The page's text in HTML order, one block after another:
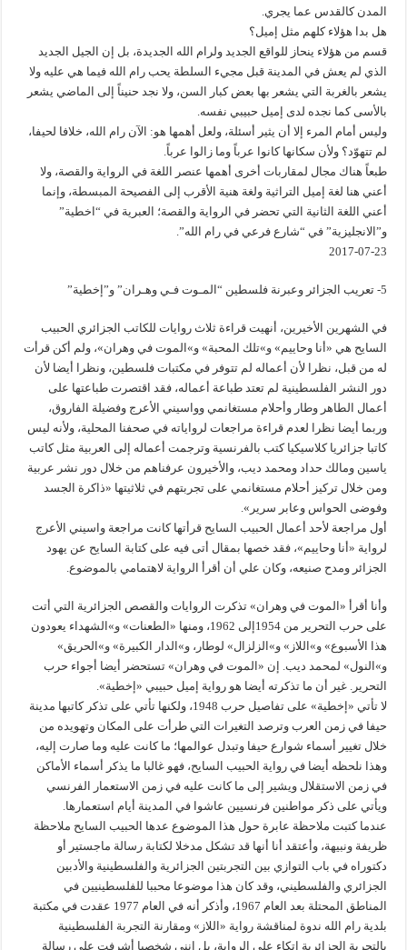
المدن كالقدس عما يجري.
هل بدا هؤلاء كلهم مثل إميل؟
قسم من هؤلاء ينحاز للواقع الجديد ولرام الله الجديدة، بل إن الجيل الجديد
الذي لم يعش في المدينة قبل مجيء السلطة يحب رام الله فيما هي عليه ولا
يشعر بالغربة التي يشعر بها بعض كبار السن، ولا نجد حنيناً إلى الماضي يشعر
بالأسى كما نجده لدى إميل حبيبي نفسه.
وليس أمام المرء إلا أن يثير أسئلة، ولعل أهمها هو: الآن رام الله، خلافا لحيفا،
لم تتهوّد؟ ولأن سكانها كانوا عرباً وما زالوا عرباً.
طبعاً هناك مجال لمقاربات أخرى أهمها عنصر اللغة في الرواية والقصة، ولا
أعني هنا لغة إميل التراثية ولغة هنية الأقرب إلى الفصيحة المبسطة، وإنما
أعني اللغة الثانية التي تحضر في الرواية والقصة؛ العبرية في “اخطية”
و”الانجليزية” في “شارع فرعي في رام الله”.
2017-07-23
5- تعريب الجزائر وعبرنة فلسطين “المـوت فـي وهـران” و”إخطية”
في الشهرين الأخيرين، أنهيت قراءة ثلاث روايات للكاتب الجزائري الحبيب
السايح هي «أنا وحاييم» و»تلك المحبة» و»الموت في وهران»، ولم أكن قرأت
له من قبل، نظرا لأن أعماله لم تتوفر في مكتبات فلسطين، ونظرا أيضا لأن
دور النشر الفلسطينية لم تعتد طباعة أعماله، فقد اقتصرت طباعتها على
أعمال الطاهر وطار وأحلام مستغانمي وواسيني الأعرج وفضيلة الفاروق،
وربما أيضا نظرا لعدم قراءة مراجعات لرواياته في صحفنا المحلية، ولأنه ليس
كاتبا جزائريا كلاسيكيا كتب بالفرنسية وترجمت أعماله إلى العربية مثل كاتب
ياسين ومالك حداد ومحمد ديب، والأخيرون عرفناهم من خلال دور نشر عربية
ومن خلال تركيز أحلام مستغانمي على تجربتهم في ثلاثيتها «ذاكرة الجسد
وفوضى الحواس وعابر سرير».
أول مراجعة لأحد أعمال الحبيب السايح قرأتها كانت مراجعة واسيني الأعرج
لرواية «أنا وحاييم»، فقد خصها بمقال أتى فيه على كتابة السايح عن يهود
الجزائر ومدح صنيعه، وكان علي أن أقرأ الرواية لاهتمامي بالموضوع.
وأنا أقرأ «الموت في وهران» تذكرت الروايات والقصص الجزائرية التي أتت
على حرب التحرير من 1954إلى 1962، ومنها «الطعنات» و»الشهداء يعودون
هذا الأسبوع» و»اللاز» و»الزلزال» لوطار، و»الدار الكبيرة» و»الحريق»
و»النول» لمحمد ديب. إن «الموت في وهران» تستحضر أيضا أجواء حرب
التحرير. غير أن ما تذكرته أيضا هو رواية إميل حبيبي «إخطية».
لا تأتي «إخطية» على تفاصيل حرب 1948، ولكنها تأتي على تذكر كاتبها مدينة
حيفا في زمن العرب وترصد التغيرات التي طرأت على المكان وتهويده من
خلال تغيير أسماء شوارع حيفا وتبدل عوالمها؛ ما كانت عليه وما صارت إليه،
وهذا نلحظه أيضا في رواية الحبيب السايح، فهو غالبا ما يذكر أسماء الأماكن
في زمن الاستقلال ويشير إلى ما كانت عليه في زمن الاستعمار الفرنسي
ويأتي على ذكر مواطنين فرنسيين عاشوا في المدينة أيام استعمارها.
عندما كتبت ملاحظة عابرة حول هذا الموضوع عدها الحبيب السايح ملاحظة
ظريفة ونبيهة، وأعتقد أنا أنها قد تشكل مدخلا لكتابة رسالة ماجستير أو
دكتوراه في باب التوازي بين التجربتين الجزائرية والفلسطينية والأدبين
الجزائري والفلسطيني، وقد كان هذا موضوعا محببا للفلسطينيين في
المناطق المحتلة بعد العام 1967، وأذكر أنه في العام 1977 عقدت في مكتبة
بلدية رام الله ندوة لمناقشة رواية «اللاز» ومقارنة التجربة الفلسطينية
بالتجربة الجزائرية اتكاء على الرواية، بل إنني شخصيا أشرفت على رسالة